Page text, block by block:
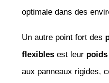
optimale dans des
Un autre point fort des
flexiblesest leur
aux panneaux rigides,